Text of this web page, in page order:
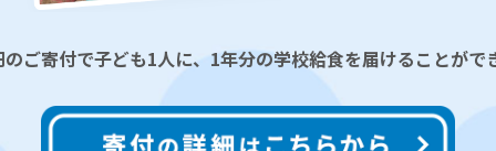
ご寄付で子ども1人に、1年分の学校給食を届けることがで